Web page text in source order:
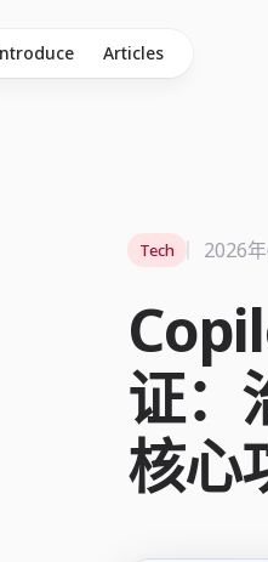
Articles
证：
核心
Tech 2026